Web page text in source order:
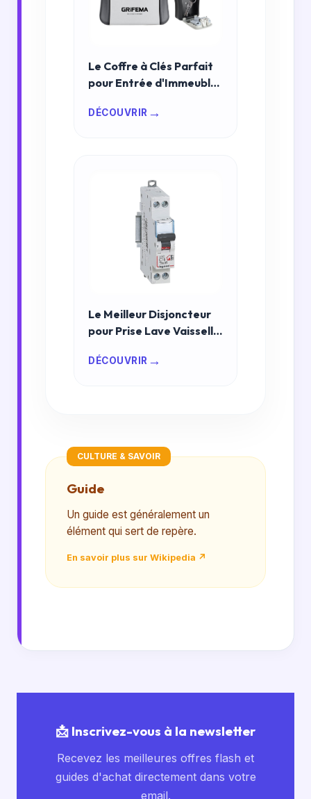
Le Coffre à Clés Parfait
pour Entrée d'Immeuble
Résistance et Confort
DÉCOUVRIR →
Le Meilleur Disjoncteur
pour Prise Lave Vaisselle
Performance Maximales
DÉCOUVRIR →
CULTURE & SAVOIR
Guide
Un guide est généralement un
élément qui sert de repère.
En savoir plus sur Wikipedia ↗
📩 Inscrivez-vous à la newsletter
Recevez les meilleures offres flash et
guides d'achat directement dans votre
email.